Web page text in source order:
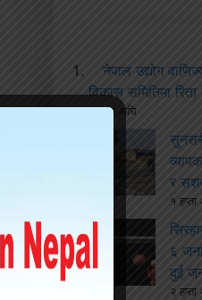
नेपाल उद्योग
विकास समितिमा
१ हप्ता अघि
र
१
६
दुई
२